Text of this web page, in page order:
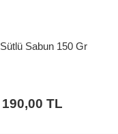
Sabun 150 Gr
190,00 TL